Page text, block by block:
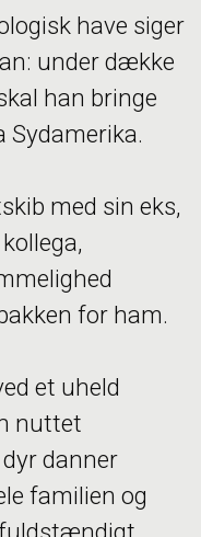
have siger
under dække
han bringe
Sydamerika.
med sin eks,
for ham.
et uheld
nuttet
danner
familien og